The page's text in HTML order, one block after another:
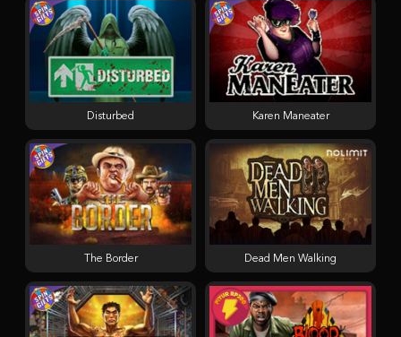
Dead Men Walking
Disturbed Karen Maneater
The Border